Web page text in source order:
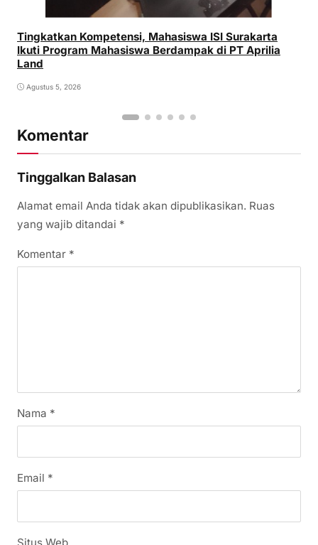
Tingkatkan Kompetensi, Mahasiswa ISI Surakarta
Ikuti Program Mahasiswa Berdampak di PT Aprilia
Land
Agustus 5, 2026
Komentar
Tinggalkan Balasan
Alamat email Anda tidak akan dipublikasikan. Ruas
yang wajib ditandai *
Komentar *
Nama *
Email *